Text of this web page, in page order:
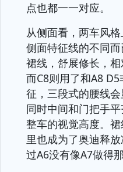
点也都一一对应。
从侧面看，两车风
侧面特征线的不同
裙线，舒展修长，相
而C8则用了和A8
征，三段式的腰线
同时中间和门把手
整车的视觉高度。
里也成为了奥迪释
过A6没有像A7做得那